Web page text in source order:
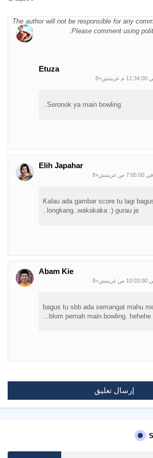
The author will not be responsible for any
Please comment using
Etuza
Seronok ya main bowling..
Elih Japahar
Kalau ada gambar score tu lagi
longkang..wakakaka :) gurau je..
Abam Kie
bagus tu sbb ada semangat mahu
blom pernah main bowling. hehehe...
إرسال تعليق